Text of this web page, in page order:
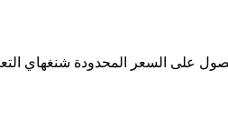
الطواحين الحصول على السعر المحدودة